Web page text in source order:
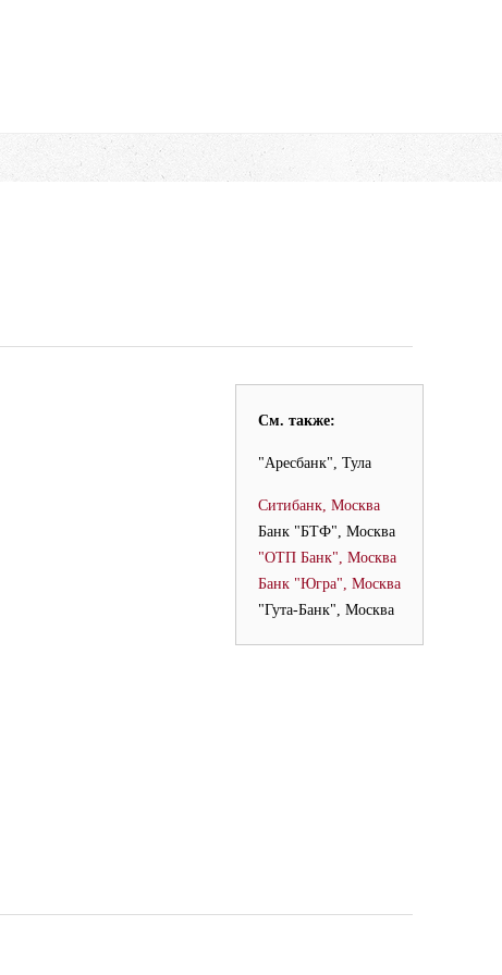
См. также:
"Аресбанк", Тула
Ситибанк, Москва
Банк "БТФ", Москва
"ОТП Банк", Москва
Банк "Югра", Москва
"Гута-Банк", Москва